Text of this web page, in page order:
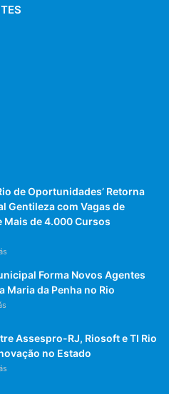
de Oportunidades’ Retorna
Gentileza com Vagas de
Mais de 4.000 Cursos
Forma Novos Agentes
Maria da Penha no Rio
Assespro-RJ, Riosoft e TI Rio
no Estado